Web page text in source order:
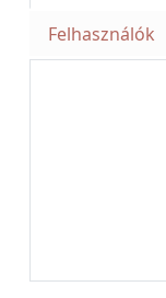
Felhasználók